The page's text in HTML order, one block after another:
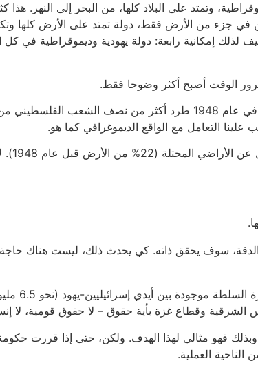
وتمتد على البلاد كلها، من البحر إلى النهر. هذا
في جزء من الأرض فقط، دولة تمتد على الأرض كلها
في المستقبل القريب، الإمكانية الرابعة ليست قائمة. الظروف التي أتاحت في عام
التعامل مع الواقع الديموغرافي كما هو.
إنه أمر
الدقة، سوف يحقق ذاته. كي يحدث ذلك، ليست هناك
الشرقية وقطاع غزة بأية حقوق – لا حقوق قومية، لا
فهو مثالي لهذا الهدف. ولكن، حتى إذا قررت حكومة
العملية.